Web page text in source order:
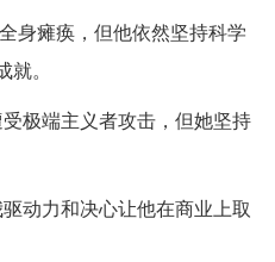
身瘫痪，但他依然坚持科学
。
极端主义者攻击，但她坚持
动力和决心让他在商业上取